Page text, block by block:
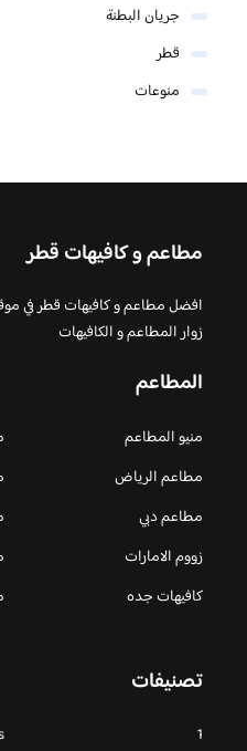
جريان البطنة
قطر
منوعات
مطاعم و كافيهات قطر
افضل مطاعم و كافيهات قطر في
زوار المطاعم و الكافيهات
المطاعم
منيو المطاعم
مطاعم الرياض
مطاعم دبي
زووم الامارات
كافيهات جده
تصنيفات
1